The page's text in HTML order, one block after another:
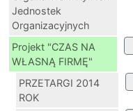
Jednostek
Organizacyjnych
Projekt "CZAS NA
WŁASNĄ FIRMĘ"
PRZETARGI 2014
ROK